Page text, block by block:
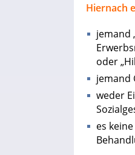
Hiernach
jemand
oder
jemand
weder
es